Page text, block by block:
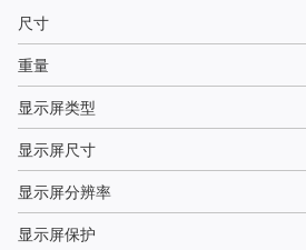
尺寸
重量
显示屏类型
显示屏尺寸
显示屏分辨率
显示屏保护